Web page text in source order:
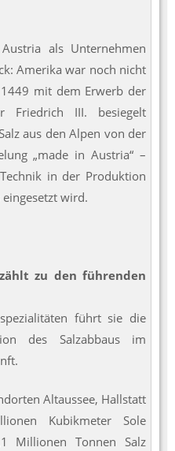
als Unternehmen
Amerika war noch nicht
mit dem Erwerb der
Friedrich III. besiegelt
aus den Alpen von der
„made in Austria“ –
in der Produktion
eingesetzt wird.
zu den führenden
führt sie die
des Salzabbaus im
Altaussee, Hallstatt
Kubikmeter Sole
Millionen Tonnen Salz